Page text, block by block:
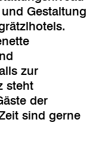
Gestaltung
zur
steht
der
sind gerne